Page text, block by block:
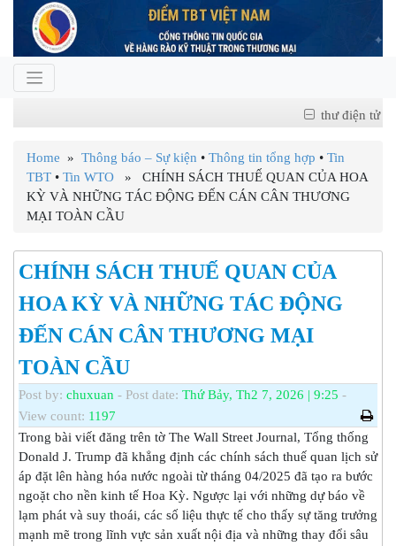
thư điện tử
Home » Thông báo – Sự kiện • Thông tin tổng hợp • Tin
TBT • Tin WTO » CHÍNH SÁCH THUẾ QUAN CỦA HOA
KỲ VÀ NHỮNG TÁC ĐỘNG ĐẾN CÁN CÂN THƯƠNG
MẠI TOÀN CẦU
CHÍNH SÁCH THUẾ QUAN CỦA
HOA KỲ VÀ NHỮNG TÁC ĐỘNG
ĐẾN CÁN CÂN THƯƠNG MẠI
TOÀN CẦU
Post by: chuxuan - Post date: Thứ Bảy, Th2 7, 2026 | 9:25 -
View count: 1197
Trong bài viết đăng trên tờ The Wall Street Journal, Tổng thống
Donald J. Trump đã khẳng định các chính sách thuế quan lịch sử
áp đặt lên hàng hóa nước ngoài từ tháng 04/2025 đã tạo ra bước
ngoặt cho nền kinh tế Hoa Kỳ. Ngược lại với những dự báo về
lạm phát và suy thoái, các số liệu thực tế cho thấy sự tăng trưởng
mạnh mẽ trong lĩnh vực sản xuất nội địa và những thay đổi sâu